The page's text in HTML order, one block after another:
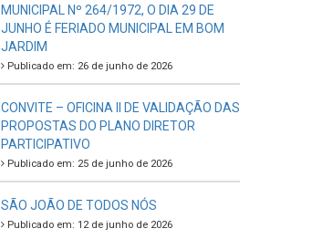
MUNICIPAL Nº 264/1972, O DIA 29 DE
JUNHO É FERIADO MUNICIPAL EM BOM
JARDIM
Publicado em: 26 de junho de 2026
CONVITE – OFICINA II DE VALIDAÇÃO DAS
PROPOSTAS DO PLANO DIRETOR
PARTICIPATIVO
Publicado em: 25 de junho de 2026
SÃO JOÃO DE TODOS NÓS
Publicado em: 12 de junho de 2026